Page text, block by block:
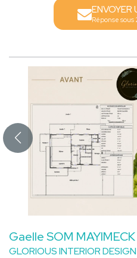
ENVOYER
Réponse sous
Gaelle SOM MAYIMECK
GLORIOUS INTERIOR DESIGN